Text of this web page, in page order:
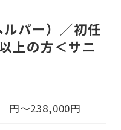
ルパー）／初任
上の方＜サニ
円〜238,000円